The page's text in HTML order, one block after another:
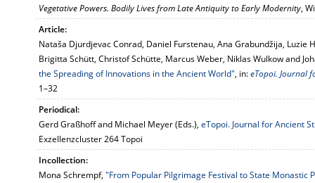
Vegetative Powers. Bodily Lives from Late Antiquity to Early Modernity,
Article:
Nataša Djurdjevac Conrad, Daniel Furstenau, Ana Grabundžija, Luzie
Brigitta Schütt, Christof Schütte, Marcus Weber, Niklas Wulkow and
the Spreading of Innovations in the Ancient World", in:eTopoi. Journal
1–32
Periodical:
Gerd Graßhoff and Michael Meyer (Eds.), eTopoi. Journal for Ancient
Exzellenzcluster 264 Topoi
Incollection:
Mona Schrempf, "From Popular Pilgrimage Festival to State Monastic